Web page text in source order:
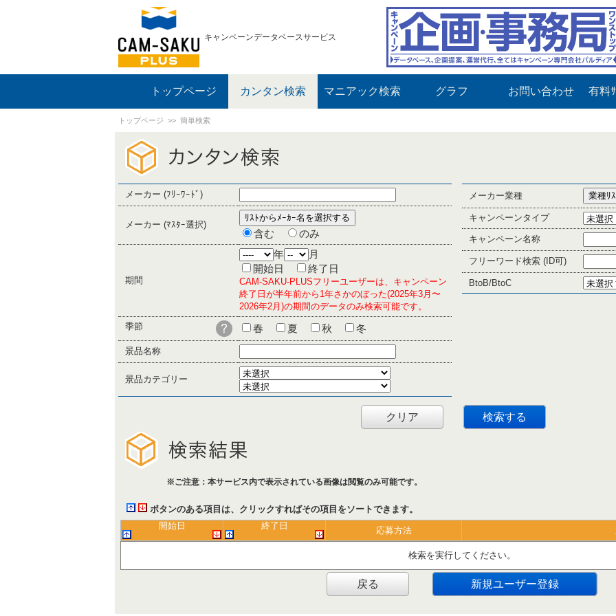
キャンペーンデータベースサービス
トップページ カンタン検索 マニアック検索 グラフ お問い合わせ 有料
トップページ >> 簡単検索
メーカー (ﾌﾘｰﾜｰﾄﾞ)
メーカー (ﾏｽﾀｰ選択)
含む のみ
期間
年
月
開始日
終了日
CAM-SAKU-PLUSフリーユーザーは、キャンペーン
終了日が半年前から1年さかのぼった(2025年3月〜
2026年2月)の期間のデータのみ検索可能です。
季節
春 夏 秋 冬
景品名称
景品カテゴリー
メーカー業種
キャンペーンタイプ
キャンペーン名称
フリーワード検索 (ID可)
BtoB/BtoC
クリア 検索する
※ご注意：本サービス内で表示されている画像は閲覧のみ可能です。
ボタンのある項目は、クリックすればその項目をソートできます。
開始日
終了日 応募方法
検索を実行してください。
戻る 新規ユーザー登録